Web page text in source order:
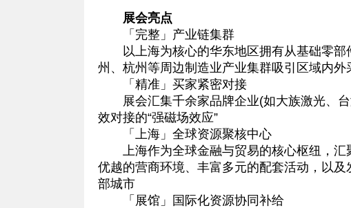
展会亮点
「完整」产业链集群
以上海为核心的华东地区拥有从基础零部
州、杭州等周边制造业产业集群吸引区域内
「精准」买家紧密对接
展会汇集千余家品牌企业(如大族激光、台
效对接的“强磁场效应”
「上海」全球资源聚核中心
上海作为全球金融与贸易的核心枢纽，汇
优越的营商环境、丰富多元的配套活动，以
部城市
「展馆」国际化资源协同补给